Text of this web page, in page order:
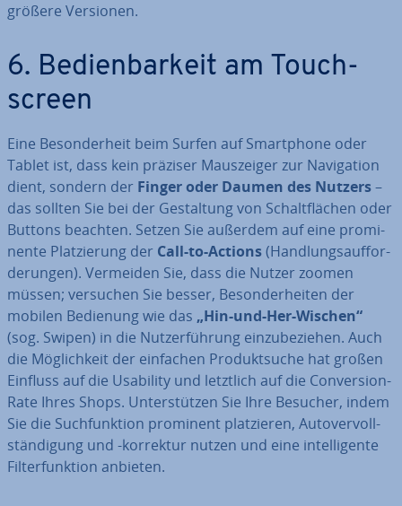
größere Versionen.
6. Be­dien­bar­keit am Touch­
screen
Eine Be­son­der­heit beim Surfen auf Smart­phone oder
Tablet ist, dass kein präziser Maus­zei­ger zur Na­vi­ga­ti­on
dient, sondern der Finger oder Daumen des Nutzers–
das sollten Sie bei der Ge­stal­tung von Schalt­flä­chen oder
Buttons beachten. Setzen Sie außerdem auf eine pro­mi­
nen­te Plat­zie­rung der Call-to-Actions(Hand­lungs­auf­for­
de­run­gen). Vermeiden Sie, dass die Nutzer zoomen
müssen; versuchen Sie besser, Be­son­der­hei­ten der
mobilen Bedienung wie das „Hin-und-Her-Wischen“
(sog. Swipen) in die Nut­zer­füh­rung ein­zu­be­zie­hen. Auch
die Mög­lich­keit der einfachen Pro­dukt­su­che hat großen
Einfluss auf die Usability und letztlich auf die Con­ver­si­on-
Rate Ihres Shops. Un­ter­stüt­zen Sie Ihre Besucher, indem
Sie die Such­funk­ti­on prominent plat­zie­ren, Au­to­ver­voll­
stän­di­gung und -korrektur nutzen und eine in­tel­li­gen­te
Fil­ter­funk­ti­on anbieten.